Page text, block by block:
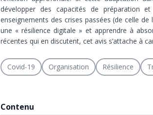
développer des capacités de préparation
enseignements des crises passées (de celle
une « résilience digitale » et apprendre à
récentes qui en discutent, cet avis s’attache à
Covid-19 Organisation Résilience
Contenu